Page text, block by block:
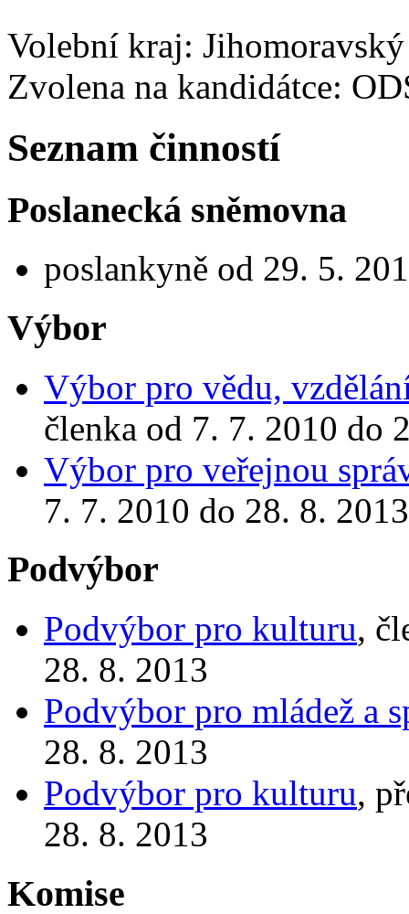
Volební kraj: Jihomoravský
Zvolena na kandidátce:
Seznam činností
Poslanecká sněmovna
poslankyně od 29. 5.
Výbor
Výbor pro vědu,
členka od 7. 7. 2010 do
Výbor pro veřejnou
7. 7. 2010 do 28. 8. 2013
Podvýbor
Podvýbor pro kulturu,
28. 8. 2013
Podvýbor pro mládež a
28. 8. 2013
Podvýbor pro kulturu,
28. 8. 2013
Komise